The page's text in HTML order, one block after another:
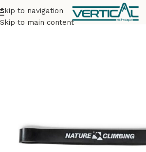
Skip to navigation
Skip to main content
Accueil Entrainement Echauffement